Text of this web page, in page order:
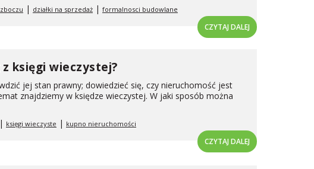
| działki na sprzedaż | formalnosci budowlane
CZYTAJ DALEJ
księgi wieczystej?
jej stan prawny; dowiedzieć się, czy nieruchomość jest
znajdziemy w księdze wieczystej. W jaki sposób można
| księgi wieczyste | kupno nieruchomości
CZYTAJ DALEJ